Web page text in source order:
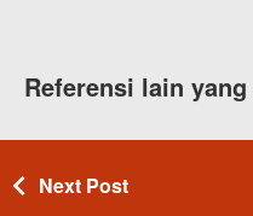
Referensi lain
Next Post